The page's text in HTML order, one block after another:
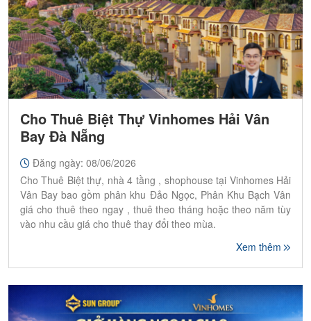
Cho Thuê Biệt Thự Vinhomes Hải Vân
Bay Đà Nẵng
Đăng ngày: 08/06/2026
Cho Thuê Biệt thự, nhà 4 tầng , shophouse tại Vinhomes Hải
Vân Bay bao gồm phân khu Đảo Ngọc, Phân Khu Bạch Vân
giá cho thuê theo ngay , thuê theo tháng hoặc theo năm tùy
vào nhu cầu giá cho thuê thay đổi theo mùa.
Xem thêm